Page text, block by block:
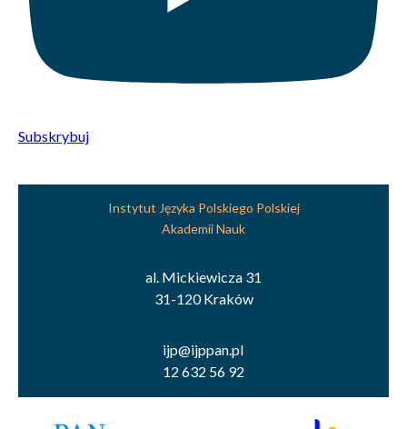
Subskrybuj
Instytut Języka Polskiego Polskiej
Akademii Nauk
al. Mickiewicza 31
31-120 Kraków
ijp@ijppan.pl
12 632 56 92